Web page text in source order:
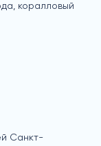
коралловый
Санкт-